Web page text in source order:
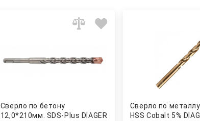
Сверло по бетону
12,0*210мм. SDS-Plus DIAGER
Сверло по
HSS Cobalt 5%